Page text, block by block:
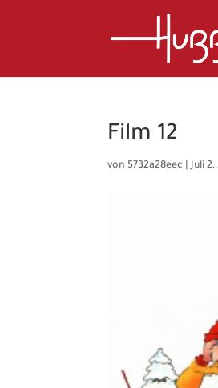
Film 12
von 5732a28eec |Juli 2,